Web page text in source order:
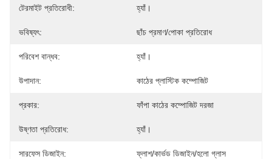
টেরমাইট প্রতিরোধী: হ্যাঁ।
ভবিষ্যৎ: ছাঁচ প্রমাণ/পোকা প্রতিরোধ
পরিবেশ বান্ধব: হ্যাঁ।
উপাদান: কাঠের প্লাস্টিক কম্পোজিট
প্রকার: ফাঁপা কাঠের কম্পোজিট দরজা
উষ্ণতা প্রতিরোধ: হ্যাঁ।
সারফেস ডিজাইন: ফ্লাশ/কার্ভড ডিজাইন/হলো গ্লাস